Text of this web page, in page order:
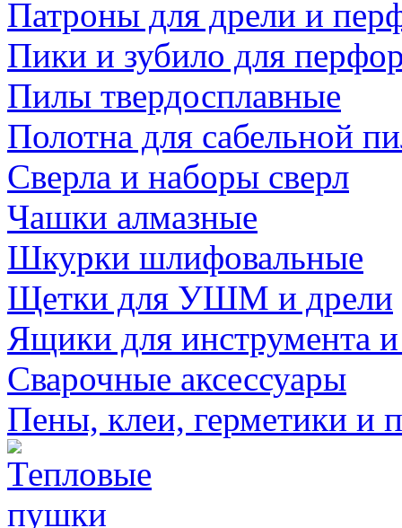
Патроны для дрели и
Пики и зубило для
Пилы твердосплавные
Полотна для сабельной
Сверла и наборы сверл
Чашки алмазные
Шкурки шлифовальные
Щетки для УШМ и дрели
Ящики для инструмента
Сварочные аксессуары
Пены, клеи, герметики и